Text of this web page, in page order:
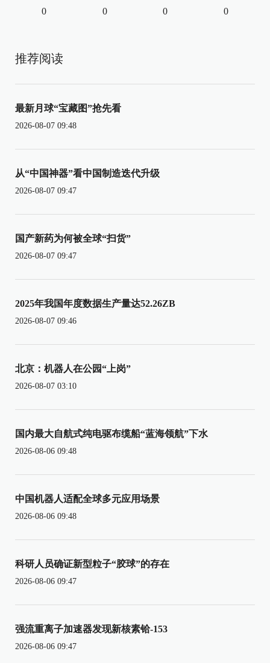
0 0 0 0
推荐阅读
最新月球“宝藏图”抢先看
2026-08-07 09:48
从“中国神器”看中国制造迭代升级
2026-08-07 09:47
国产新药为何被全球“扫货”
2026-08-07 09:47
2025年我国年度数据生产量达52.26ZB
2026-08-07 09:46
北京：机器人在公园“上岗”
2026-08-07 03:10
国内最大自航式纯电驱布缆船“蓝海领航”下水
2026-08-06 09:48
中国机器人适配全球多元应用场景
2026-08-06 09:48
科研人员确证新型粒子“胶球”的存在
2026-08-06 09:47
强流重离子加速器发现新核素铪-153
2026-08-06 09:47